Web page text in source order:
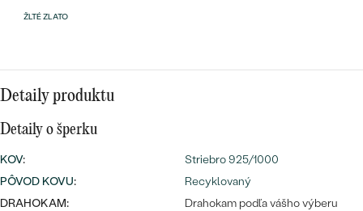
Wave kolekcia
ŽLTÉ ZLATO
Detaily produktu
Detaily o šperku
KOV:
Striebro 925/1000
PÔVOD KOVU:
Recyklovaný
DRAHOKAM:
Drahokam podľa vášho výberu